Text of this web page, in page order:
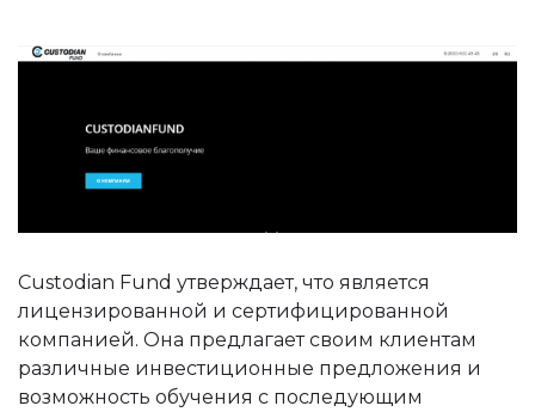
Custodian Fund утверждает, что является
лицензированной и сертифицированной
компанией. Она предлагает своим клиентам
различные инвестиционные предложения и
возможность обучения с последующим